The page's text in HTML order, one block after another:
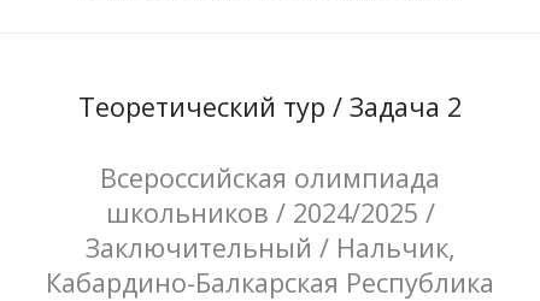
Теоретический тур / Задача 2
Всероссийская олимпиада
школьников / 2024/2025 /
Заключительный / Нальчик,
Кабардино-Балкарская Республика